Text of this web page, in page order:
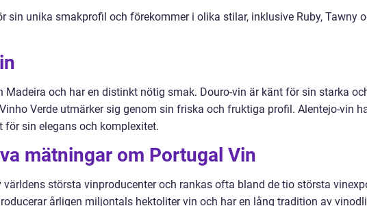
sin unika smakprofil och förekommer i olika stilar, inklusive Ruby, Tawny
Madeira och har en distinkt nötig smak. Douro-vin är känt för sin starka
Verde utmärker sig genom sin friska och fruktiga profil. Alentejo-vin
för sin elegans och komplexitet.
mätningar om Portugal Vin
världens största vinproducenter och rankas ofta bland de tio största
årligen miljontals hektoliter vin och har en lång tradition av